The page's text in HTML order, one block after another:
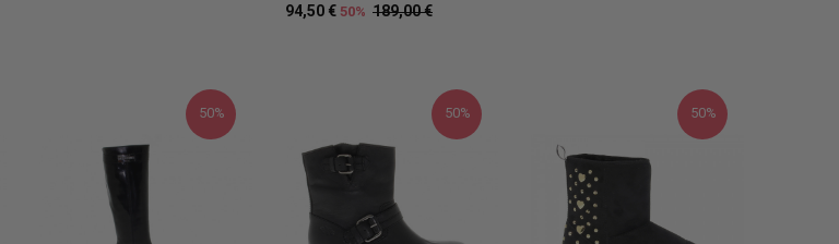
189,00 €
94,50 € 50%
50% 50% 50%